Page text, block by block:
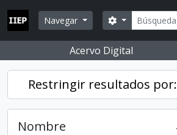
Skip to main content
Navegar
Búsqueda
Search options
Acervo Digital
Restringir resultados por:
Nombre